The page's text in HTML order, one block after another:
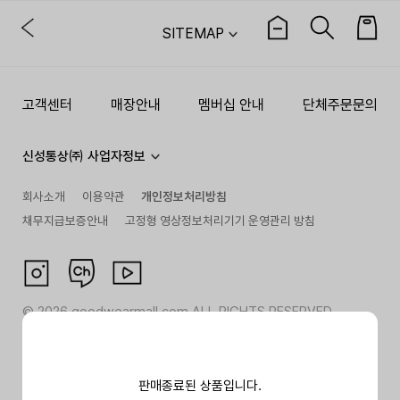
판매종료된 상품입니다.
SITEMAP
고객센터 매장안내 멤버십 안내 단체주문문의
신성통상㈜ 사업자정보
회사소개 이용약관
개인정보처리방침
채무지급보증안내
고정형 영상정보처리기기 운영관리 방침
©2026goodwearmall.com ALL RIGHTS RESERVED